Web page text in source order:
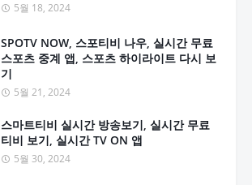
5월 18, 2024
SPOTV NOW, 스포티비 나우, 실시간 무료
스포츠 중계 앱, 스포츠 하이라이트 다시 보
기
5월 21, 2024
스마트티비 실시간 방송보기, 실시간 무료
티비 보기, 실시간 TV ON 앱
5월 30, 2024